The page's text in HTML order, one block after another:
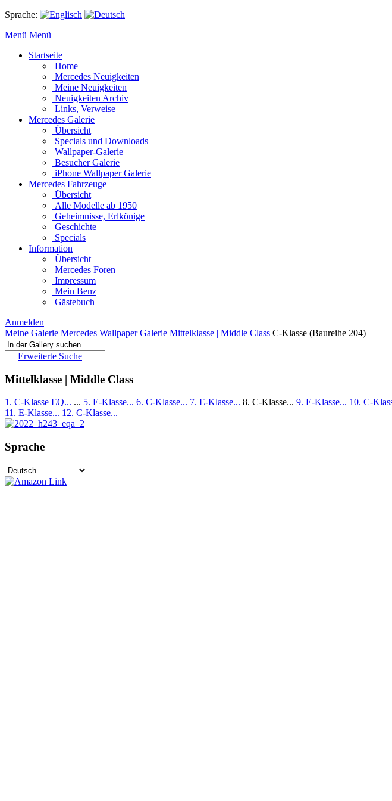
Sprache:
Menü Menü
Startseite
Home
Mercedes Neuigkeiten
Meine Neuigkeiten
Neuigkeiten Archiv
Links, Verweise
Mercedes Galerie
Übersicht
Specials und Downloads
Wallpaper-Galerie
Besucher Galerie
iPhone Wallpaper Galerie
Mercedes Fahrzeuge
Übersicht
Alle Modelle ab 1950
Geheimnisse, Erlkönige
Geschichte
Specials
Information
Übersicht
Mercedes Foren
Impressum
Mein Benz
Gästebuch
Anmelden
Meine Galerie Mercedes Wallpaper Galerie Mittelklasse | Middle Class C-Klasse (Baureihe 204)
Erweiterte Suche
Mittelklasse | Middle Class
1. C-Klasse EQ... ... 5. E-Klasse... 6. C-Klasse... 7. E-Klasse... 8. C-Klasse... 9. E-Klasse... 10. C-
11. E-Klasse... 12. C-Klasse...
Sprache